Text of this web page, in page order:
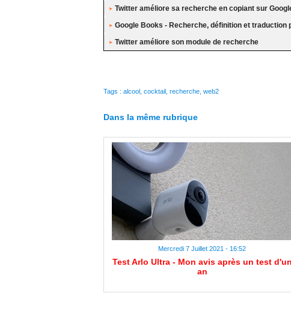
Twitter améliore sa recherche en copiant sur
Google Books - Recherche, définition et traduction
Twitter améliore son module de recherche
Tags : alcool cocktail recherche web2
Dans la même rubrique
Mercredi 7 Juillet 2021 - 16:52
Test Arlo Ultra - Mon avis après un test d'un
an